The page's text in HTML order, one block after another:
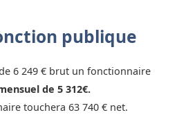
publique
6 249 € brut un fonctionnaire
de 5 312€.
touchera 63 740 € net.